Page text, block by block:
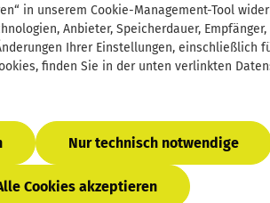
in unserem Cookie-Management-Tool
Anbieter, Speicherdauer, Empfänger,
Ihrer Einstellungen, einschließlich
finden Sie in der unten verlinkten
Nur technisch notwendige
Cookies akzeptieren